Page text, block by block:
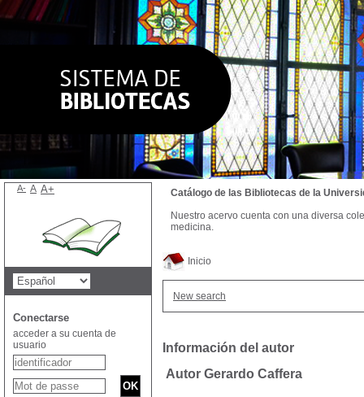
Inicio
New search
Información del autor
Autor Gerardo Caffera
Catálogo de las Bibliotecas de la
Nuestro acervo cuenta con una diversa
medicina.
A- A A+
Conectarse
acceder a su cuenta de
usuario